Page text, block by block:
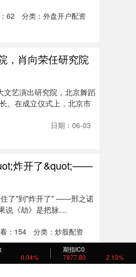
62 分类：外盘开户配资
，肖向荣任研究院
文艺演出研究院，北京舞蹈
。在成立仪式上，北京市
日期：06-03
炸开了&quot;——
住了"到"炸开了" ——邢之诺
说《劫》是把脉....
： 154 分类：炒股配资
上市申请收到国家
0.04%
期指IC0
7877.80
2.13%